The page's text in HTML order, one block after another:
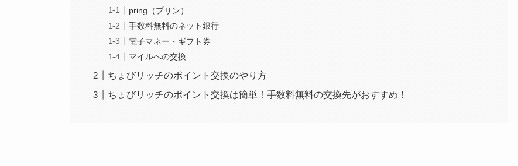
pring（プリン）
手数料無料のネット銀行
電子マネー・ギフト券
マイルへの交換
ちょびリッチのポイント交換のやり方
ちょびリッチのポイント交換は簡単！手数料無料の交換先がおすすめ！